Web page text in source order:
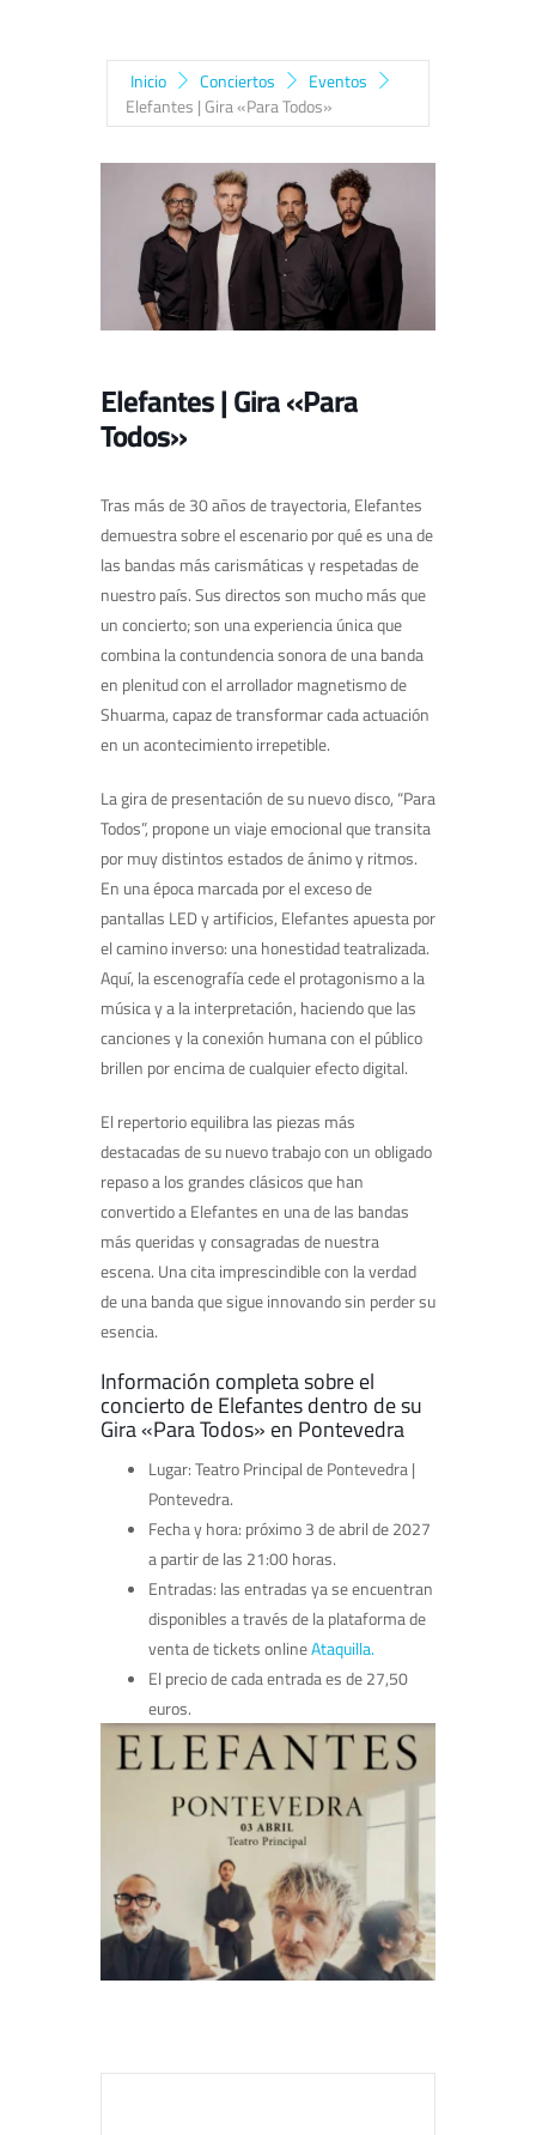
Inicio Conciertos
Eventos
Elefantes | Gira «Para Todos»
Elefantes | Gira «Para
Todos»
Tras más de 30 años de trayectoria, Elefantes
demuestra sobre el escenario por qué es una de
las bandas más carismáticas y respetadas de
nuestro país. Sus directos son mucho más que
un concierto; son una experiencia única que
combina la contundencia sonora de una banda
en plenitud con el arrollador magnetismo de
Shuarma, capaz de transformar cada actuación
en un acontecimiento irrepetible.
La gira de presentación de su nuevo disco, “Para
Todos”, propone un viaje emocional que transita
por muy distintos estados de ánimo y ritmos.
En una época marcada por el exceso de
pantallas LED y artificios, Elefantes apuesta por
el camino inverso: una honestidad teatralizada.
Aquí, la escenografía cede el protagonismo a la
música y a la interpretación, haciendo que las
canciones y la conexión humana con el público
brillen por encima de cualquier efecto digital.
El repertorio equilibra las piezas más
destacadas de su nuevo trabajo con un obligado
repaso a los grandes clásicos que han
convertido a Elefantes en una de las bandas
más queridas y consagradas de nuestra
escena. Una cita imprescindible con la verdad
de una banda que sigue innovando sin perder su
esencia.
Información completa sobre el
concierto de Elefantes dentro de su
Gira «Para Todos» en Pontevedra
Lugar: Teatro Principal de Pontevedra |
Pontevedra.
Fecha y hora: próximo 3 de abril de 2027
a partir de las 21:00 horas.
Entradas: las entradas ya se encuentran
disponibles a través de la plataforma de
venta de tickets onlineAtaquilla.
El precio de cada entrada es de 27,50
euros.